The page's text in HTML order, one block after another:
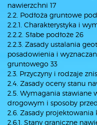
nawierzchni 17
2.2. Podłoża gruntowe
2.2.1. Charakterystyka i
2.2.2. Słabe podłoże 26
2.2.3. Zasady ustalania
posadowienia i
gruntowego 33
2.3. Przyczyny i rodzaje
2.4. Zasady oceny stanu
2.5. Wymagania stawiane
drogowym i sposoby
2.6. Zasady
2.6.1. Stany graniczne